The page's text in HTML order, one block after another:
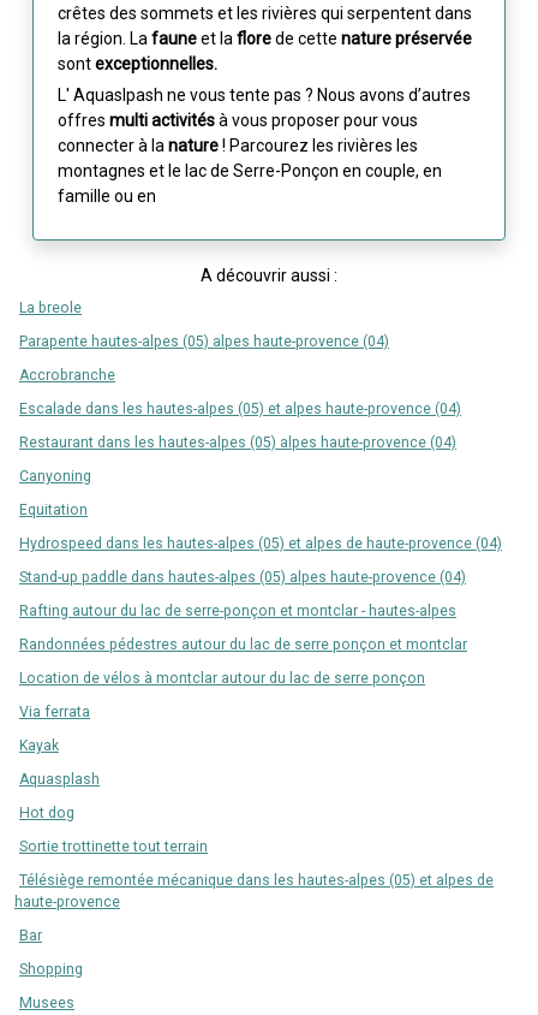
crêtes des sommets et les rivières qui serpentent dans
la région. La fauneet la florede cette nature préservée
sontexceptionnelles.
L' Aquaslpash ne vous tente pas ? Nous avons d’autres
offres multi activitésà vous proposer pour vous
connecter à la nature! Parcourez les rivières les
montagnes et le lac de Serre-Ponçon en couple, en
famille ou en
A découvrir aussi :
La breole
Parapente hautes-alpes (05) alpes haute-provence (04)
Accrobranche
Escalade dans les hautes-alpes (05) et alpes haute-provence (04)
Restaurant dans les hautes-alpes (05) alpes haute-provence (04)
Canyoning
Equitation
Hydrospeed dans les hautes-alpes (05) et alpes de haute-provence (04)
Stand-up paddle dans hautes-alpes (05) alpes haute-provence (04)
Rafting autour du lac de serre-ponçon et montclar - hautes-alpes
Randonnées pédestres autour du lac de serre ponçon et montclar
Location de vélos à montclar autour du lac de serre ponçon
Via ferrata
Kayak
Aquasplash
Hot dog
Sortie trottinette tout terrain
Télésiège remontée mécanique dans les hautes-alpes (05) et alpes de
haute-provence
Bar
Shopping
Musees